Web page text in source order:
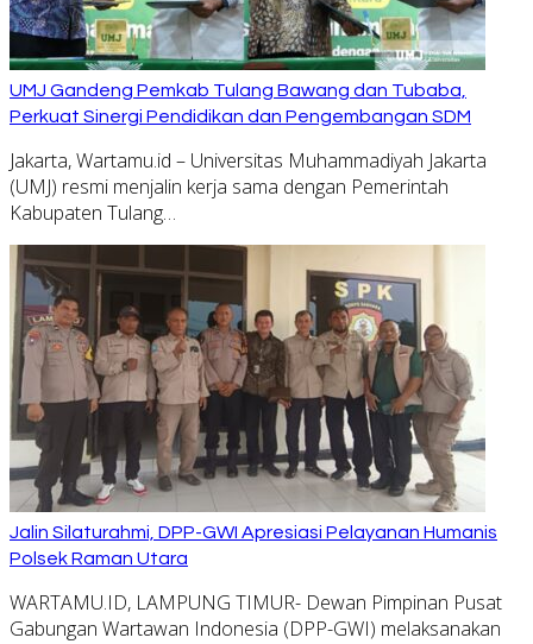
UMJ Gandeng Pemkab Tulang Bawang dan Tubaba,
Perkuat Sinergi Pendidikan dan Pengembangan SDM
Jakarta, Wartamu.id – Universitas Muhammadiyah Jakarta
(UMJ) resmi menjalin kerja sama dengan Pemerintah
Kabupaten Tulang…
Jalin Silaturahmi, DPP-GWI Apresiasi Pelayanan Humanis
Polsek Raman Utara
WARTAMU.ID, LAMPUNG TIMUR- Dewan Pimpinan Pusat
Gabungan Wartawan Indonesia (DPP-GWI) melaksanakan